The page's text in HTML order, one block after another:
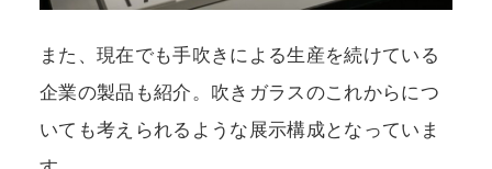
また、現在でも手吹きによる生産を続けている
企業の製品も紹介。吹きガラスのこれからにつ
いても考えられるような展示構成となっていま